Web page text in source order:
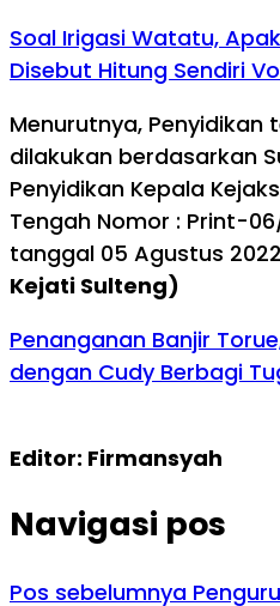
Soal Irigasi Watatu,
Disebut Hitung Sendiri
Menurutnya,
dilakukan berdasarkan
Penyidikan Kepala
Tengah Nomor : Print-
tanggal 05 Agustus
Kejati Sulteng)
Penanganan Banjir
dengan Cudy Berbagi
Editor: Firmansyah
Navigasi pos
Pos sebelumnya